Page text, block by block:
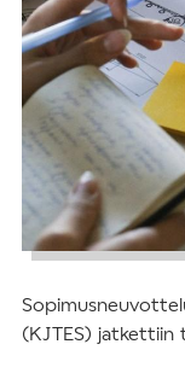
(KJTES) jatkettiin